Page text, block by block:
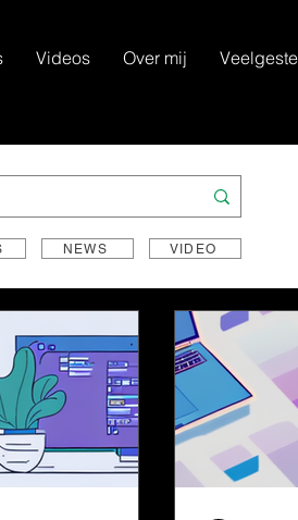
Videos Over mij
NEWS VIDEO